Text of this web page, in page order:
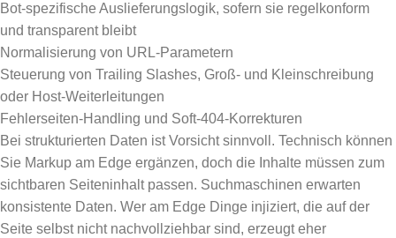
Bot-spezifische Auslieferungslogik, sofern sie regelkonform
und transparent bleibt
Normalisierung von URL-Parametern
Steuerung von Trailing Slashes, Groß- und Kleinschreibung
oder Host-Weiterleitungen
Fehlerseiten-Handling und Soft-404-Korrekturen
Bei strukturierten Daten ist Vorsicht sinnvoll. Technisch können
Sie Markup am Edge ergänzen, doch die Inhalte müssen zum
sichtbaren Seiteninhalt passen. Suchmaschinen erwarten
konsistente Daten. Wer am Edge Dinge injiziert, die auf der
Seite selbst nicht nachvollziehbar sind, erzeugt eher